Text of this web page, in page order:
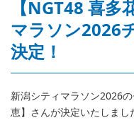
【NGT48 喜
マラソン2026
決定！
新潟シティマラソン2026
恵】さんが決定いたしま